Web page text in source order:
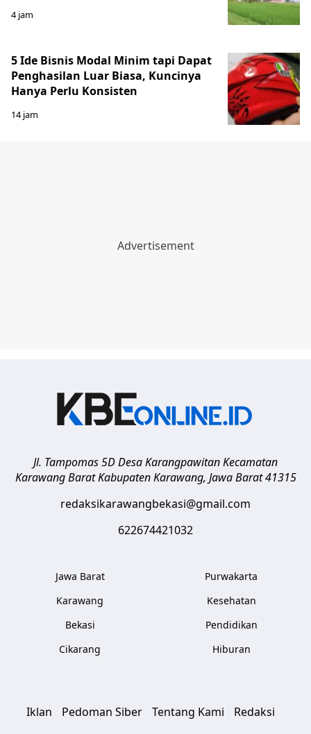
4 jam
5 Ide Bisnis Modal Minim tapi Dapat
Penghasilan Luar Biasa, Kuncinya
Hanya Perlu Konsisten
14 jam
Jl. Tampomas 5D Desa Karangpawitan Kecamatan
Karawang Barat Kabupaten Karawang, Jawa Barat 41315
redaksikarawangbekasi@gmail.com
622674421032
Jawa Barat
Karawang
Bekasi
Cikarang
Purwakarta
Kesehatan
Pendidikan
Hiburan
Iklan Pedoman Siber Tentang Kami Redaksi